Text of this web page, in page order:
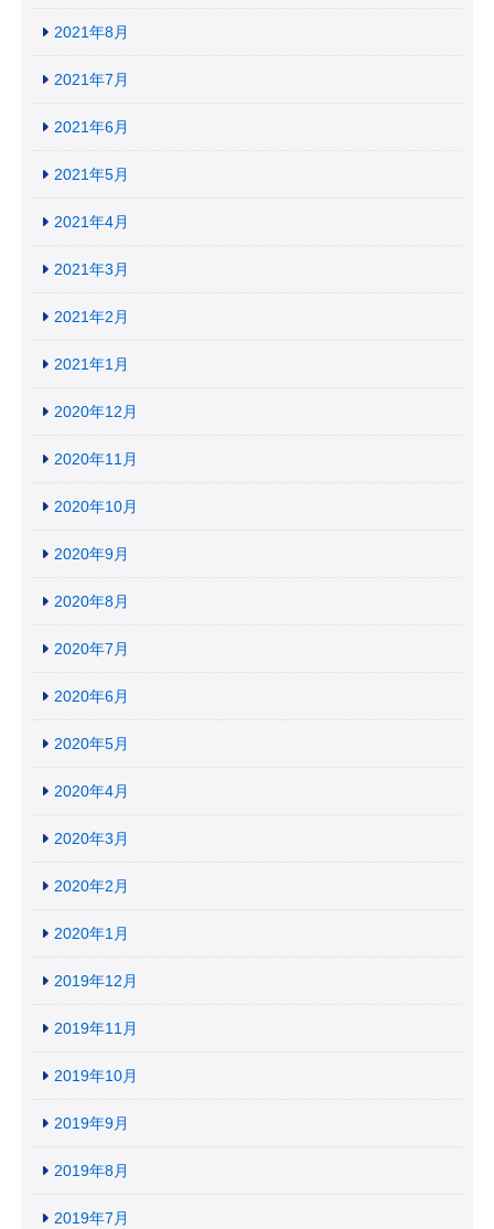
2021年8月
2021年7月
2021年6月
2021年5月
2021年4月
2021年3月
2021年2月
2021年1月
2020年12月
2020年11月
2020年10月
2020年9月
2020年8月
2020年7月
2020年6月
2020年5月
2020年4月
2020年3月
2020年2月
2020年1月
2019年12月
2019年11月
2019年10月
2019年9月
2019年8月
2019年7月